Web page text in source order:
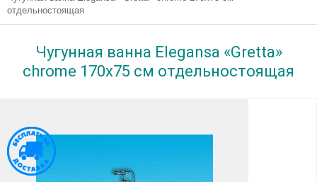
отдельностоящая
Чугунная ванна Elegansa «Gretta»
chrome 170x75 см отдельностоящая